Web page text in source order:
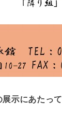
展示にあたって